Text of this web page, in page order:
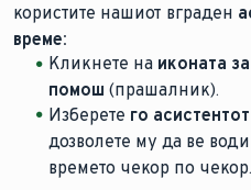
користите нашиот вграден
време:
Кликнете на иконата
помош (прашалник).
Изберете го
дозволете му да ве
времето чекор по чекор.